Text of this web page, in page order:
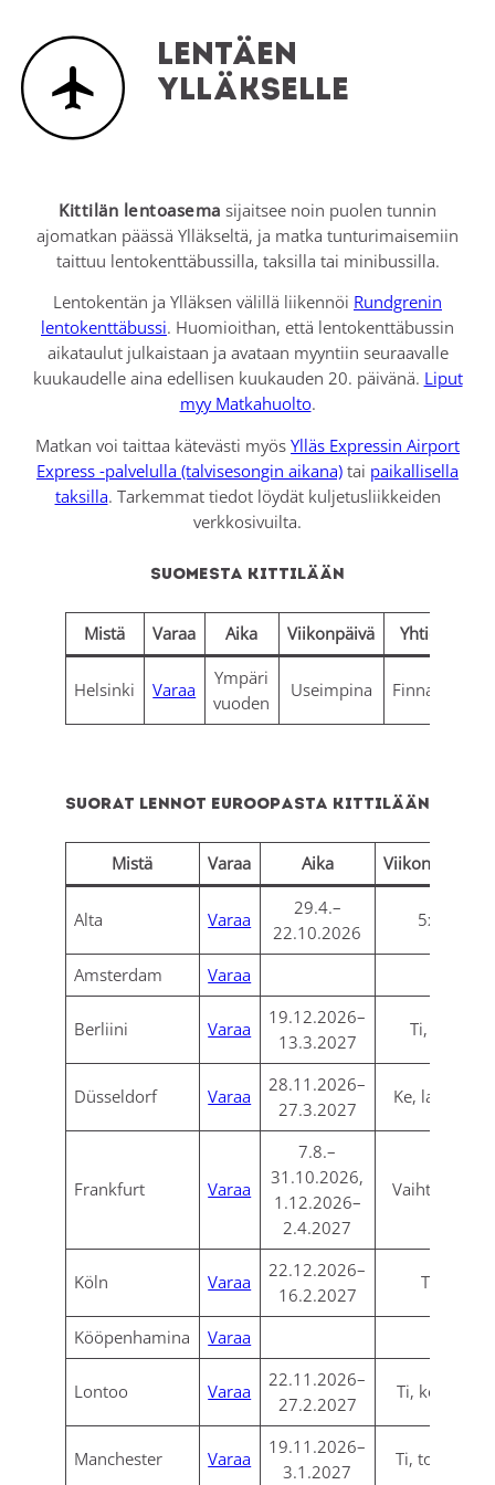
Lentäen
Ylläkselle
Kittilän lentoasema sijaitsee noin puolen tunnin
ajomatkan päässä Ylläkseltä, ja matka tunturimaisemiin
taittuu lentokenttäbussilla, taksilla tai minibussilla.
Lentokentän ja Ylläksen välillä liikennöi Rundgrenin
lentokenttäbussi. Huomioithan, että lentokenttäbussin
aikataulut julkaistaan ja avataan myyntiin seuraavalle
kuukaudelle aina edellisen kuukauden 20. päivänä. Liput
myy Matkahuolto.
Matkan voi taittaa kätevästi myös Ylläs Expressin Airport
Express -palvelulla (talvisesongin aikana) tai paikallisella
taksilla. Tarkemmat tiedot löydät kuljetusliikkeiden
verkkosivuilta.
Suomesta Kittilään
Mistä Varaa Aika Viikonpäivä Yhtiö
Helsinki Varaa
Ympäri
vuoden
Useimpina Finnair
Suorat lennot Euroopasta Kittilään
Mistä Varaa Aika Viikonpäivä
Alta Varaa
29.4.–
22.10.2026
5x
Amsterdam Varaa
Berliini Varaa
19.12.2026–
13.3.2027
Ti, la
Düsseldorf Varaa
28.11.2026–
27.3.2027
Ke, la, su
Frankfurt Varaa
7.8.–
31.10.2026,
1.12.2026–
2.4.2027
Vaihtelee
Köln Varaa
22.12.2026–
16.2.2027
Ti
Kööpenhamina Varaa
Lontoo Varaa
22.11.2026–
27.2.2027
Ti, ke, la
Manchester Varaa
19.11.2026–
3.1.2027
Ti, to, su